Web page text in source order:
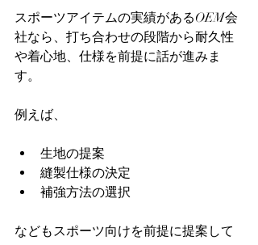
スポーツアイテムの実績があるOEM会
社なら、打ち合わせの段階から耐久性
や着心地、仕様を前提に話が進みま
す。
例えば、
生地の提案
縫製仕様の決定
補強方法の選択
などもスポーツ向けを前提に提案して